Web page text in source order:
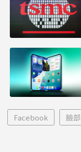
Facebook 臉